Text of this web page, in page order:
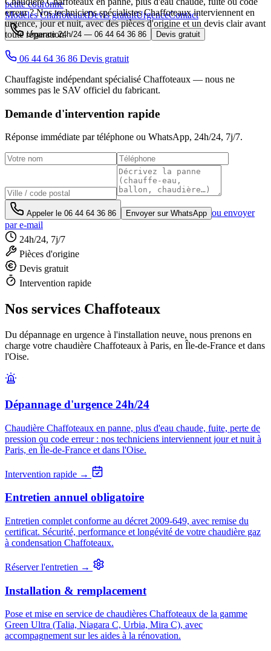
petite couronne
Modèles ChaffoteauxDevis gratuitUrgenceContact
Urgence 24h/24 — 06 44 64 36 86 Devis gratuit
erreur ? Nos techniciens spécialistes Chaffoteaux interviennent en
urgence, jour et nuit, avec des pièces d'origine et un devis clair avant
toute réparation.
06 44 64 36 86 Devis gratuit
Chauffagiste indépendant spécialisé Chaffoteaux — nous ne
sommes pas le SAV officiel du fabricant.
Demande d'intervention rapide
Réponse immédiate par téléphone ou WhatsApp, 24h/24, 7j/7.
Appeler le 06 44 64 36 86 Envoyer sur WhatsApp ou envoyer
par e-mail
24h/24, 7j/7
Pièces d'origine
Devis gratuit
Intervention rapide
Nos services Chaffoteaux
Du dépannage en urgence à l'installation neuve, nous prenons en
charge votre chaudière Chaffoteaux à Paris, en Île-de-France et dans
l'Oise.
Dépannage d'urgence 24h/24
Chaudière Chaffoteaux en panne, plus d'eau chaude, fuite, perte de
pression ou code erreur : nos techniciens interviennent jour et nuit à
Paris, en Île-de-France et dans l'Oise.
Intervention rapide →
Entretien annuel obligatoire
Entretien complet conforme au décret 2009-649, avec remise du
certificat. Sécurité, performance et longévité de votre chaudière gaz
à condensation Chaffoteaux.
Réserver l'entretien →
Installation & remplacement
Pose et mise en service de chaudières Chaffoteaux de la gamme
Green Ultra (Talia, Niagara C, Urbia, Mira C), avec
accompagnement sur les aides à la rénovation.